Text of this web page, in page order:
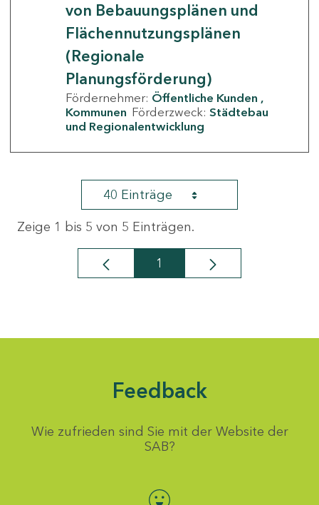
von Bebauungsplänen und
Flächennutzungsplänen
(Regionale
Planungsförderung)
Fördernehmer: Öffentliche Kunden
Kommunen Förderzweck: Städtebau
und Regionalentwicklung
40 Einträge
Zeige 1 bis 5 von 5 Einträgen.
Seite
1
Feedback
Wie zufrieden sind Sie mit der Website der
SAB?
Bewertung auswählen